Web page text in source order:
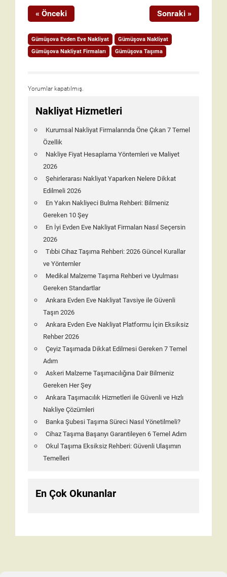
« Önceki Sonraki »
Gümüşova Evden Eve Nakliyat
Gümüşova Nakliyat
Gümüşova Nakliyat Firmaları
Gümüşova Taşıma
Yorumlar kapatılmış.
Nakliyat Hizmetleri
Kurumsal Nakliyat Firmalarında Öne Çıkan 7 Temel
Özellik
Nakliye Fiyat Hesaplama Yöntemleri ve Maliyet
2026
Şehirlerarası Nakliyat Yaparken Nelere Dikkat
Edilmeli 2026
En Yakın Nakliyeci Bulma Rehberi: Bilmeniz
Gereken 10 Şey
En İyi Evden Eve Nakliyat Firmaları Nasıl Seçersin
2026
Tıbbi Cihaz Taşıma Rehberi: 2026 Güncel Kurallar
ve Yöntemler
Medikal Malzeme Taşıma Rehberi ve Uyulması
Gereken Standartlar
Ankara Evden Eve Nakliyat Tavsiye ile Güvenli
Taşın 2026
Ankara Evden Eve Nakliyat Platformu İçin Eksiksiz
Rehber 2026
Çeyiz Taşımada Dikkat Edilmesi Gereken 7 Temel
Adım
Askeri Malzeme Taşımacılığına Dair Bilmeniz
Gereken Her Şey
Ankara Taşımacılık Hizmetleri ile Güvenli ve Hızlı
Nakliye Çözümleri
Banka Şubesi Taşıma Süreci Nasıl Yönetilmeli?
Cihaz Taşıma Başarıyı Garantileyen 6 Temel Adım
Okul Taşıma Eksiksiz Rehberi: Güvenli Ulaşımın
Temelleri
En Çok Okunanlar